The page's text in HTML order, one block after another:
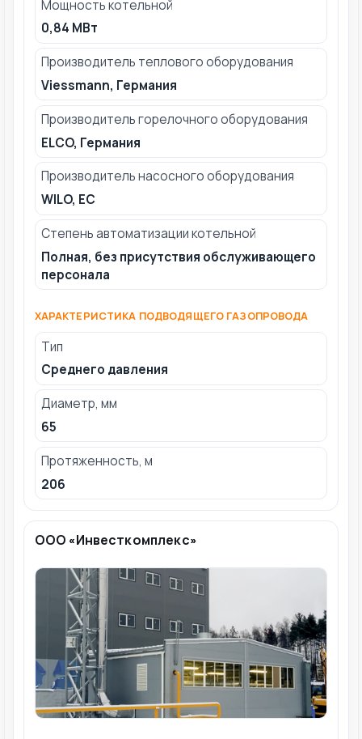
Мощность котельной
0,84 МВт
Производитель теплового оборудования
Viessmann, Германия
Производитель горелочного оборудования
ELCO, Германия
Производитель насосного оборудования
WILO, ЕС
Степень автоматизации котельной
Полная, без присутствия обслуживающего
персонала
ХАРАКТЕРИСТИКА ПОДВОДЯЩЕГО ГАЗОПРОВОДА
Тип
Среднего давления
Диаметр, мм
65
Протяженность, м
206
ООО «Инвесткомплекс»